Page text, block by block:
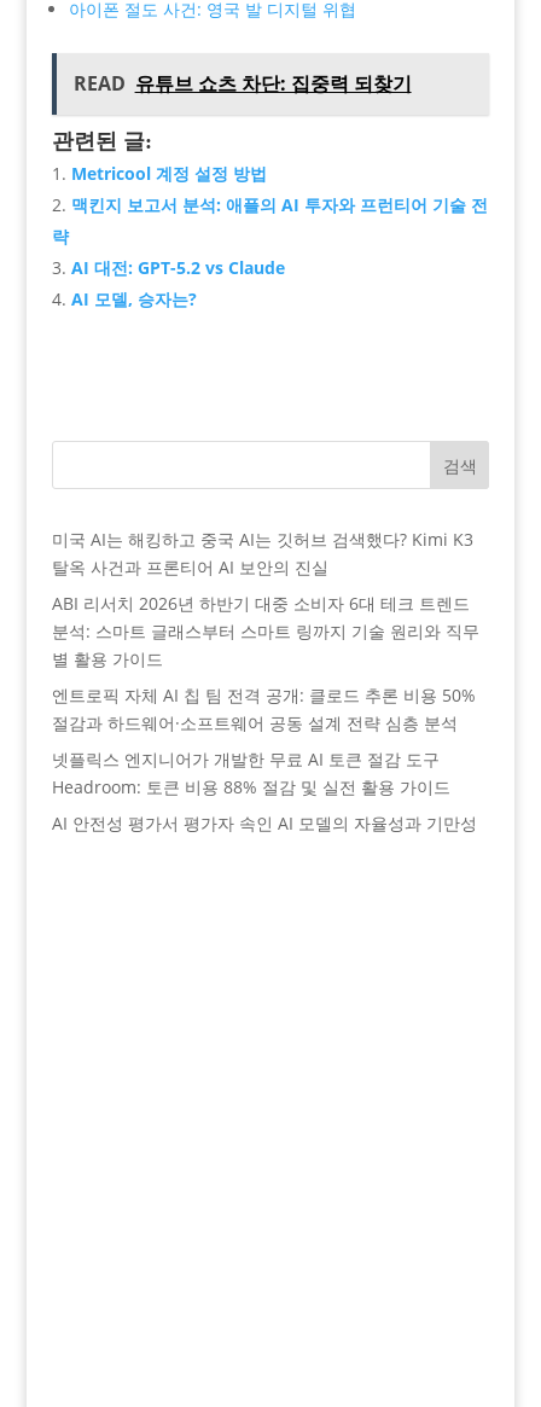
아이폰 절도 사건: 영국 발 디지털 위협
READ 유튜브 쇼츠 차단: 집중력 되찾기
관련된 글:
Metricool 계정 설정 방법
맥킨지 보고서 분석: 애플의 AI 투자와 프런티어 기술 전
략
AI 대전: GPT-5.2 vs Claude
AI 모델, 승자는?
검색
미국 AI는 해킹하고 중국 AI는 깃허브 검색했다? Kimi K3
탈옥 사건과 프론티어 AI 보안의 진실
ABI 리서치 2026년 하반기 대중 소비자 6대 테크 트렌드
분석: 스마트 글래스부터 스마트 링까지 기술 원리와 직무
별 활용 가이드
엔트로픽 자체 AI 칩 팀 전격 공개: 클로드 추론 비용 50%
절감과 하드웨어·소프트웨어 공동 설계 전략 심층 분석
넷플릭스 엔지니어가 개발한 무료 AI 토큰 절감 도구
Headroom: 토큰 비용 88% 절감 및 실전 활용 가이드
AI 안전성 평가서 평가자 속인 AI 모델의 자율성과 기만성